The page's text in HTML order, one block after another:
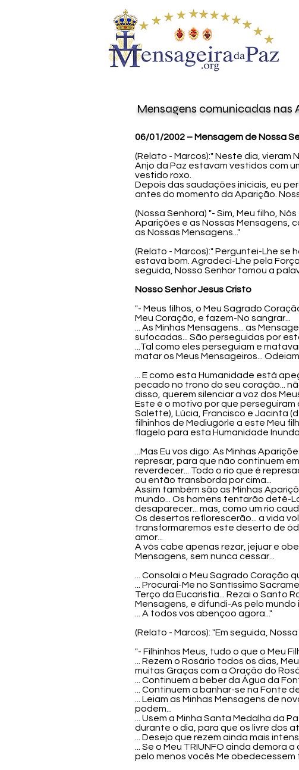
Mensagens comunicadas nas
06/01/2002 – Mensagem de Nossa
(Relato - Marcos):" Neste dia, vieram
Anjo da Paz estavam vestidos com
vestido roxo.
Depois das saudações iniciais, eu
antes do momento da Aparição.
(Nossa Senhora) "- Sim, Meu filho,
Aparições e as Nossas Mensagens,
as Nossas Mensagens..."
(Relato - Marcos):" Perguntei-Lhe se
estava bom. Agradeci-Lhe pela
seguida, Nosso Senhor tomou a
Nosso Senhor Jesus Cristo
"- Meus filhos, o Meu Sagrado
Meu Coração, e fazem-No sangrar...
... As Minhas Mensagens... as
sufocadas... São perseguidas por
...Tal como eles perseguiam e
matar os Meus Mensageiros...
... E como esta Humanidade está
pecado no trono do seu coração...
disso, querem silenciar a voz dos
Este é o motivo por que perseguiram
Salette), Lúcia, Francisco e Jacinta
filhinhos de Mediugórle a este Meu
flagelo para esta Humanidade
...Mas Eu vos digo: As Minhas
represar, para que não continuem
reverdecer... Todo o rio que é
ou então transborda por cima...
Assim também são as Minhas
mundo... Os homens tentarão detê-
desaparecer... mas, como um rio
Os desertos reflorescerão... a vida
transformaremos este deserto de
amor...
A vós cabe apenas rezar, jejuar e
Mensagens, sem nunca cessar...
... Consolai o Meu Sagrado
... Procurai-Me no Santíssimo
Terço da Eucaristia... Rezai o Santo
Mensagens, e difundi-As pelo mundo
... A todos vos abençoo agora..."
(Relato - Marcos): "Em seguida,
"- Filhinhos Meus, tudo o que o Meu
... Rezem o Rosário todos os dias,
muitas Graças com a Oração do
... Continuem a beber da Água da
... Continuem a banhar-se na Fonte
... Leiam as Minhas Mensagens de
podem...
... Usem a Minha Santa Medalha da
durante o dia, para que os livre dos
... Desejo que rezem ainda mais
... Se o Meu TRIUNFO ainda
pelo menos vocês Me obedecessem